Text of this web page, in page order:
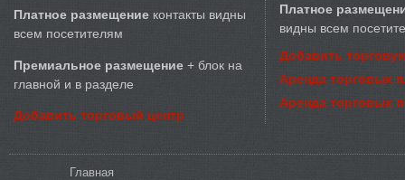
Платное размещение контакты видны
всем посетителям
Премиальное размещение + блок на
главной и в разделе
Добавить торговый центр
Платное
видны всем
Добавить
Аренда торговых
Аренда торговых
Главная